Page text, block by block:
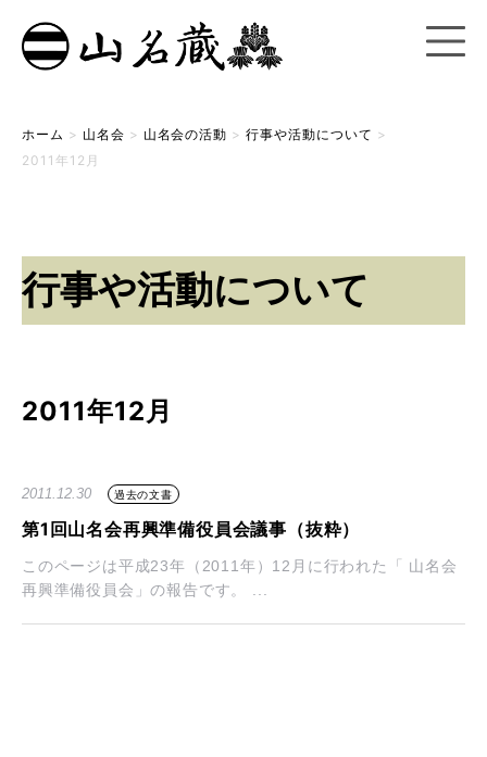
ホーム > 山名会 > 山名会の活動 >行事や活動について >
2011年12月
行事や活動について
2011年12月
2011.12.30 過去の文書
第1回山名会再興準備役員会議事（抜粋）
このページは平成23年（2011年）12月に行われた「 山名会
再興準備役員会」の報告です。 ...